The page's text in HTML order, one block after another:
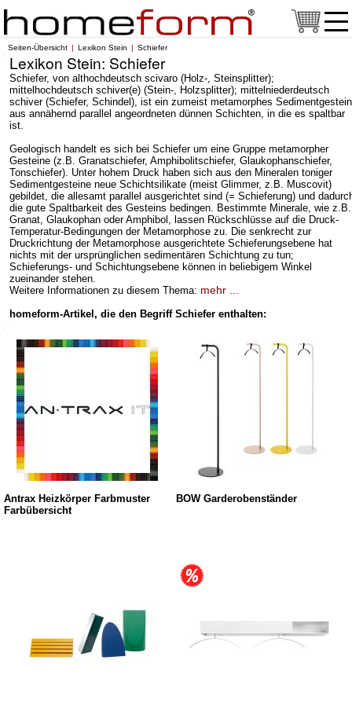
Seiten-Übersicht Lexikon Stein Schiefer
Lexikon Stein: Schiefer
Schiefer, von althochdeutsch scivaro (Holz-, Steinsplitter);
mittelhochdeutsch schiver(e) (Stein-, Holzsplitter); mittelniederdeutsch
schiver (Schiefer, Schindel), ist ein zumeist metamorphes Sedimentgestein
aus annähernd parallel angeordneten dünnen Schichten, in die es spaltbar
ist.
Geologisch handelt es sich bei Schiefer um eine Gruppe metamorpher
Gesteine (z.B. Granatschiefer, Amphibolitschiefer, Glaukophanschiefer,
Tonschiefer). Unter hohem Druck haben sich aus den Mineralen toniger
Sedimentgesteine neue Schichtsilikate (meist Glimmer, z.B. Muscovit)
gebildet, die allesamt parallel ausgerichtet sind (= Schieferung) und
die gute Spaltbarkeit des Gesteins bedingen. Bestimmte Minerale, wie z.B.
Granat, Glaukophan oder Amphibol, lassen Rückschlüsse auf die Druck-
Temperatur-Bedingungen der Metamorphose zu. Die senkrecht zur
Druckrichtung der Metamorphose ausgerichtete Schieferungsebene hat
nichts mit der ursprünglichen sedimentären Schichtung zu tun;
Schieferungs- und Schichtungsebene können in beliebigem Winkel
zueinander stehen.
Weitere Informationen zu diesem Thema: mehr ...
homeform-Artikel, die den Begriff Schiefer enthalten:
Antrax Heizkörper Farbmuster
Farbübersicht
BOW Garderobenständer